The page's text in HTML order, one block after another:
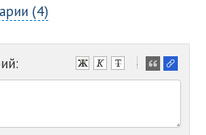
(4)
-
-
-